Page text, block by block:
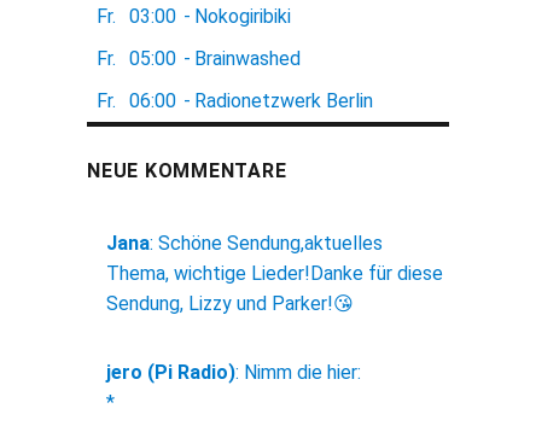
Fr.
03:00 - Nokogiribiki
Fr.
05:00 - Brainwashed
Fr.
06:00 - Radionetzwerk Berlin
NEUE KOMMENTARE
Jana: Schöne Sendung,aktuelles
Thema, wichtige Lieder!Danke für diese
Sendung, Lizzy und Parker!😘
jero (Pi Radio): Nimm die hier:
*